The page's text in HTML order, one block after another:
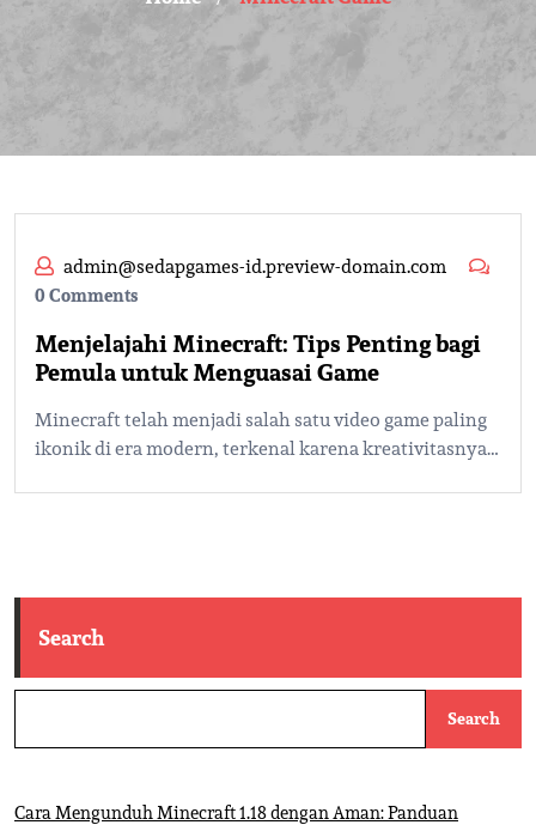
admin@sedapgames-id.preview-domain.com
0 Comments
Menjelajahi Minecraft: Tips Penting bagi
Pemula untuk Menguasai Game
Minecraft telah menjadi salah satu video game paling
ikonik di era modern, terkenal karena kreativitasnya…
Search
Search
Cara Mengunduh Minecraft 1.18 dengan Aman: Panduan